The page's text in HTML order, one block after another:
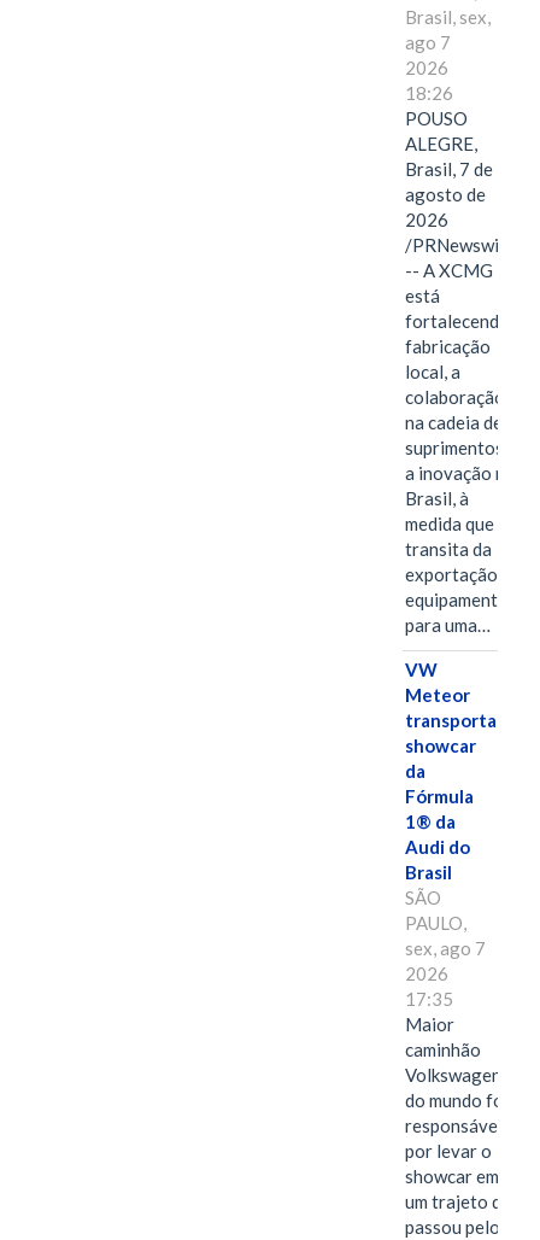
Brasil, sex,
ago 7
2026
18:26
POUSO
ALEGRE,
Brasil, 7 de
agosto de
2026
/PRNewswire/
-- A XCMG
está
fortalecendo a
fabricação
local, a
colaboração
na cadeia de
suprimentos e
a inovação no
Brasil, à
medida que
transita da
exportação de
equipamentos
para uma…
VW
Meteor
transporta
showcar
da
Fórmula
1® da
Audi do
Brasil
SÃO
PAULO,
sex, ago 7
2026
17:35
Maior
caminhão
Volkswagen
do mundo foi
responsável
por levar o
showcar em
um trajeto que
passou pelo